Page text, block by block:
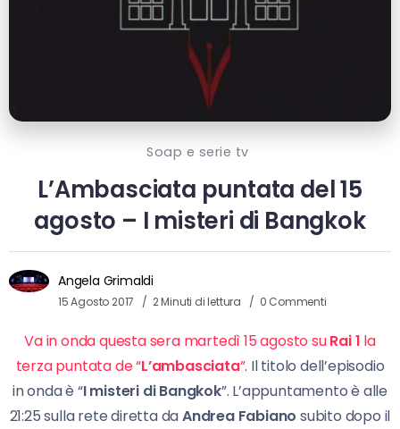
Soap e serie tv
L’Ambasciata puntata del 15
agosto – I misteri di Bangkok
Angela Grimaldi
15 Agosto 2017 2 Minuti di lettura 0 Commenti
Va in onda questa sera martedì 15 agosto suRai 1 la
terza puntata de “L’ambasciata”. Il titolo dell’episodio
in onda è “I misteri di Bangkok”. L’appuntamento è alle
21:25 sulla rete diretta daAndrea Fabiano subito dopo il